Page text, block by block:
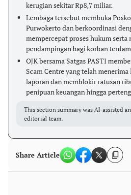
kerugian sekitar Rp8,7 miliar.
Lembaga tersebut membuka
Purwokerto dan berkoordinasi
mempercepat proses hukum serta
pendampingan bagi korban
OJK bersama Satgas PASTI
Scam Centre yang telah
laporan dan memblokir ratusan
penipuan keuangan hingga
This section summary was AI-assisted
editorial team.
Share Article